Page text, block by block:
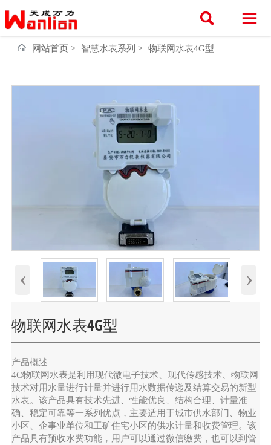
 
网站首页> 智慧水表系列 > 物联网水表4G型
‹ ›
物联网水表4G型
产品概述
4C物联网水表是利用现代微电子技术、现代传感技术、物联网
技术对用水量进行计量并进行用水数据传递及结算交易的新型
水表。该产品具有技术先进、性能优良、结构合理、计量准
确、稳定可靠等一系列优点，主要适用于城市供水部门、物业
小区、企事业单位和工矿住宅小区的供水计量和收费管理。该
产品具有预收水费功能，用户可以通过微信缴费，也可以到管